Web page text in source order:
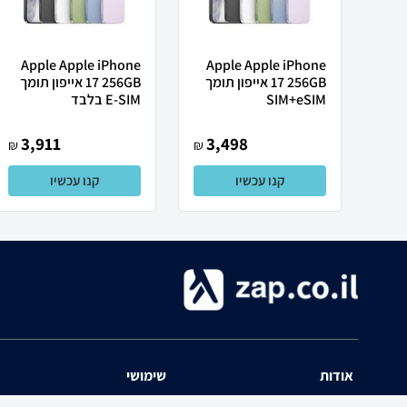
Apple Apple iPhone
17 256GB אייפון תומך
SIM+eSIM
3,498
₪
קנו עכשיו
Apple Apple iPhone
17 256GB אייפון תומך
E-SIM בלבד
3,911
₪
קנו עכשיו
אודות
שימושי